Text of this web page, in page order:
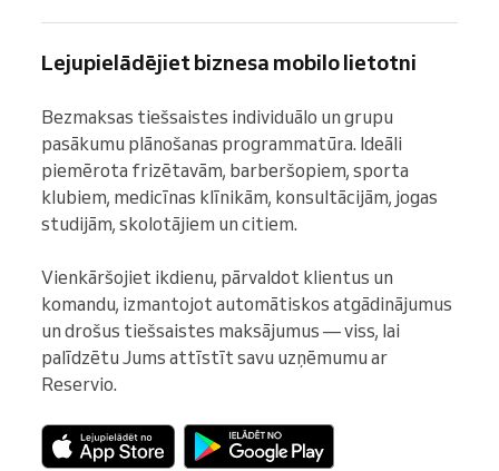
Lejupielādējiet biznesa mobilo lietotni
Bezmaksas tiešsaistes individuālo un grupu
pasākumu plānošanas programmatūra. Ideāli
piemērota frizētavām, barberšopiem, sporta
klubiem, medicīnas klīnikām, konsultācijām, jogas
studijām, skolotājiem un citiem.
Vienkāršojiet ikdienu, pārvaldot klientus un
komandu, izmantojot automātiskos atgādinājumus
un drošus tiešsaistes maksājumus — viss, lai
palīdzētu Jums attīstīt savu uzņēmumu ar
Reservio.